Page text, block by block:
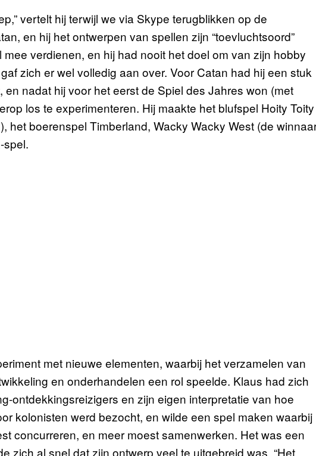
vertelt hij terwijl we via Skype terugblikken op de
en hij het ontwerpen van spellen zijn “toevluchtsoord”
verdienen, en hij had nooit het doel om van zijn hobby
zich er wel volledig aan over. Voor Catan had hij een stuk
nadat hij voor het eerst de Spiel des Jahres won (met
los te experimenteren. Hij maakte het blufspel Hoity Toity
het boerenspel Timberland, Wacky Wacky West (de
spel.
met nieuwe elementen, waarbij het verzamelen van
en onderhandelen een rol speelde. Klaus had zich
ontdekkingsreizigers en zijn eigen interpretatie van hoe
kolonisten werd bezocht, en wilde een spel maken waarbij
concurreren, en meer moest samenwerken. Het was een
zich al snel dat zijn ontwerp veel te uitgebreid was. “Het